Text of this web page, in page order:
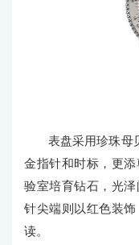
表盘采用珍珠母
金指针和时标，更
验室培育钻石，光
针尖端则以红色装
读。